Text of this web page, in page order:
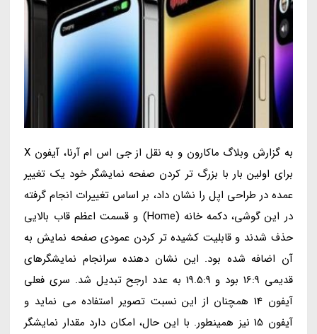
به گزارش وبلاگ ماکارون و به نقل از جی اس ام آرنا، آیفون X
برای اولین بار با بزرگ تر کردن صفحه نمایشگر خود یک تغییر
عمده در طراحی اپل را نشان داد، بر اساس تغییرات انجام گرفته
در این گوشی، دکمه خانه (Home) و قسمت اعظم قاب بالایی
حذف شدند و قابلیت کشیده تر کردن عمودی صفحه نمایش به
آن اضافه شده بود. این نشان دهنده سرانجام نمایشگرهای
قدیمی 16:9 بود و 19.5:9 به عدد ارجح تبدیل شد. سری فعلی
آیفون 14 همچنان از این نسبت تصویر استفاده می نماید و
آیفون 15 نیز همینطور. با این حال، امکان دارد مقدار نمایشگر